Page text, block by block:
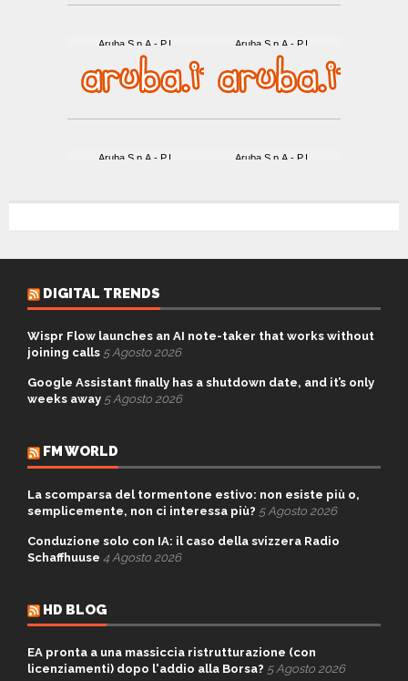
DIGITAL TRENDS
Wispr Flow launches an AI note-taker that works without
joining calls 5 Agosto 2026
Google Assistant finally has a shutdown date, and it’s only
weeks away 5 Agosto 2026
FM WORLD
La scomparsa del tormentone estivo: non esiste più o,
semplicemente, non ci interessa più? 5 Agosto 2026
Conduzione solo con IA: il caso della svizzera Radio
Schaffhuuse 4 Agosto 2026
HD BLOG
EA pronta a una massiccia ristrutturazione (con
licenziamenti) dopo l'addio alla Borsa? 5 Agosto 2026